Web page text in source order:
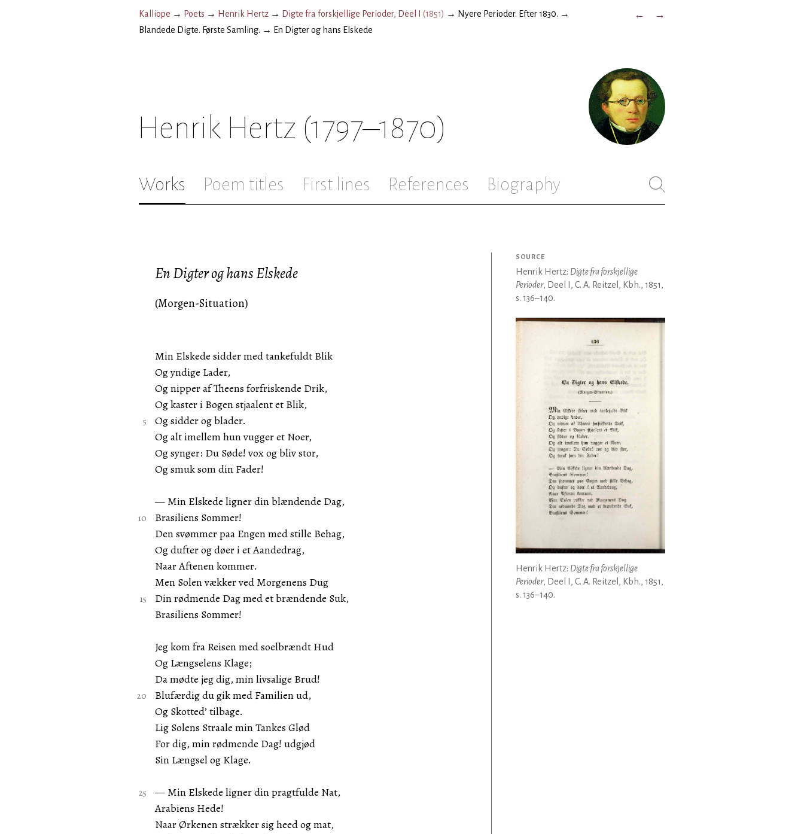
Kalliope → Poets → Henrik Hertz → Digte fra forskjellige Perioder, Deel I (1851) → Nyere Perioder. Efter 1830. →
Blandede Digte. Første Samling. → En Digter og hans Elskede
← →
Henrik Hertz (1797–1870)
Works Poem titles First lines References Biography
En Digter og hans Elskede
(Morgen-Situation)
Min Elskede sidder med tankefuldt Blik
Og yndige Lader,
Og nipper af Theens forfriskende Drik,
Og kaster i Bogen stjaalent et Blik,
Og sidder og blader.
Og alt imellem hun vugger et Noer,
Og synger: Du Søde! vox og bliv stor,
Og smuk som din Fader!
— Min Elskede ligner din blændende Dag,
Brasiliens Sommer!
Den svømmer paa Engen med stille Behag,
Og dufter og døer i et Aandedrag,
Naar Aftenen kommer.
Men Solen vækker ved Morgenens Dug
Din rødmende Dag med et brændende Suk,
Brasiliens Sommer!
Jeg kom fra Reisen med soelbrændt Hud
Og Længselens Klage;
Da mødte jeg dig, min livsalige Brud!
Blufærdig du gik med Familien ud,
Og Skotted’ tilbage.
Lig Solens Straale min Tankes Glød
For dig, min rødmende Dag! udgjød
Sin Længsel og Klage.
— Min Elskede ligner din pragtfulde Nat,
Arabiens Hede!
Naar Ørkenen strækker sig heed og mat,
SOURCE
Henrik Hertz: Digte fra forskjellige
Perioder, Deel I, C. A. Reitzel, Kbh., 1851,
s. 136–140.
Henrik Hertz: Digte fra forskjellige
Perioder, Deel I, C. A. Reitzel, Kbh., 1851,
s. 136–140.